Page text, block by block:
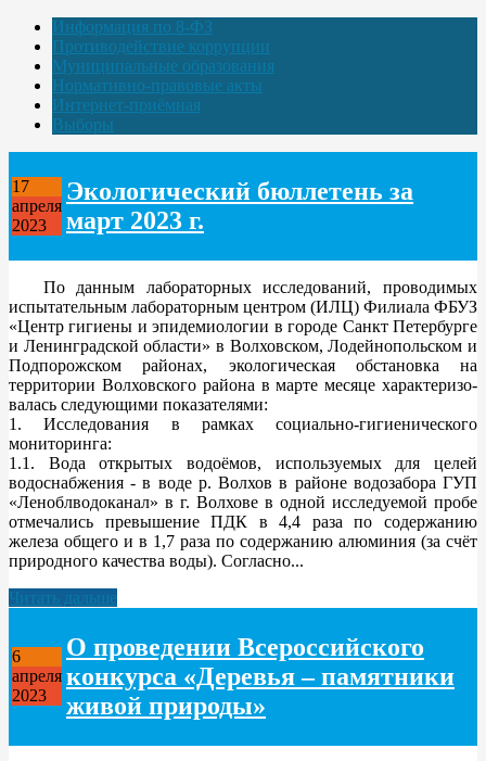
Информация по 8-ФЗ
Противодействие коррупции
Муниципальные образования
Нормативно-правовые акты
Интернет-приёмная
Выборы
17
апреля
2023
Экологический бюллетень за
март 2023 г.
По данным лабораторных исследований, проводимых
испытательным лабораторным центром (ИЛЦ) Филиала ФБУЗ
«Центр гигиены и эпидемиологии в городе Санкт Петербурге
и Ленинградской области» в Волховском, Лодейнопольском и
Подпорожском районах, экологическая обстановка на
территории Волховского района в марте месяце характеризо-
валась следующими показателями:
1. Исследования в рамках социально-гигиенического
мониторинга:
1.1. Вода открытых водоёмов, используемых для целей
водоснабжения - в воде р. Волхов в районе водозабора ГУП
«Леноблводоканал» в г. Волхове в одной исследуемой пробе
отмечались превышение ПДК в 4,4 раза по содержанию
железа общего и в 1,7 раза по содержанию алюминия (за счёт
природного качества воды). Согласно...
Читать дальше
6
апреля
2023
О проведении Всероссийского
конкурса «Деревья – памятники
живой природы»